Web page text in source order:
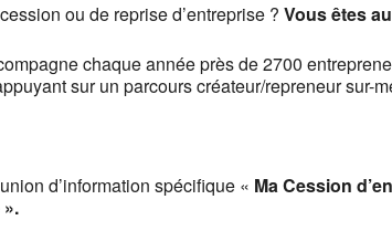
ou de reprise d’entreprise ? Vous êtes
chaque année près de 2700
sur un parcours créateur/repreneur sur-
d’information spécifique « Ma Cession